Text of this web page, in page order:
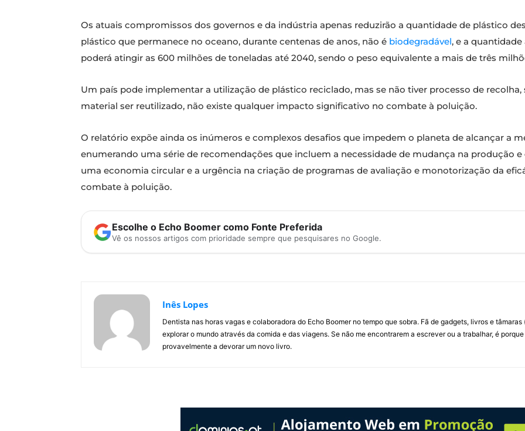
Os atuais compromissos dos governos e da indústria apenas reduzirão a quantidade de plástico
plástico que permanece no oceano, durante centenas de anos, não é biodegradável, e a
poderá atingir as 600 milhões de toneladas até 2040, sendo o peso equivalente a mais de três
Um país pode implementar a utilização de plástico reciclado, mas se não tiver processo de
material ser reutilizado, não existe qualquer impacto significativo no combate à poluição.
O relatório expõe ainda os inúmeros e complexos desafios que impedem o planeta de alcançar a
enumerando uma série de recomendações que incluem a necessidade de mudança na produção
uma economia circular e a urgência na criação de programas de avaliação e monotorização da
combate à poluição.
Escolhe o Echo Boomer como Fonte Preferida
Vê os nossos artigos com prioridade sempre que pesquisares no Google.
Inês Lopes
Dentista nas horas vagas e colaboradora do Echo Boomer no tempo que sobra. Fã de gadgets, livros e
explorar o mundo através da comida e das viagens. Se não me encontrarem a escrever ou a trabalhar, é
provavelmente a devorar um novo livro.